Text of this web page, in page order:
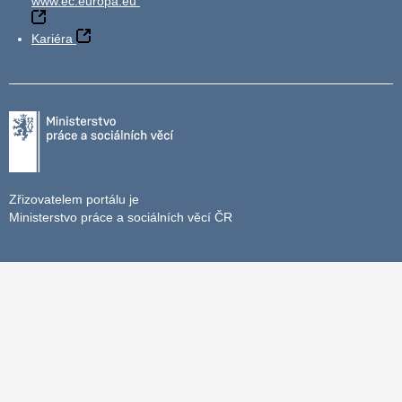
Kariéra
Zřizovatelem portálu je
Ministerstvo práce a sociálních věcí ČR